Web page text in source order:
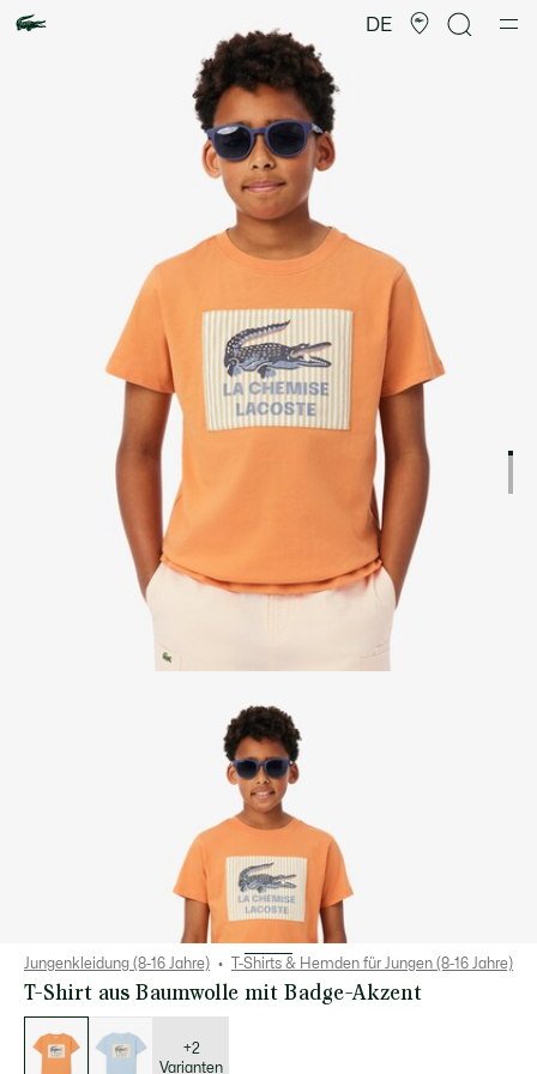
DE
Jungenkleidung (8-16 Jahre) T-Shirts & Hemden für Jungen (8-16 Jahre)
T-Shirt aus Baumwolle mit Badge-Akzent
der
Varianten
+2
Varianten